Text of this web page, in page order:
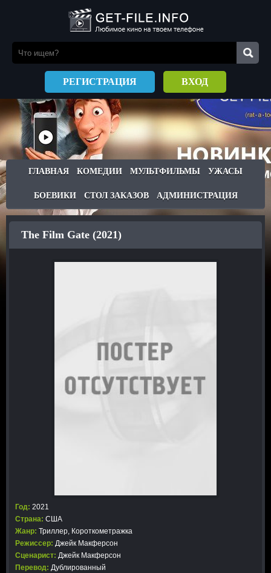
РЕГИСТРАЦИЯ ВХОД
ГЛАВНАЯ КОМЕДИИ МУЛЬТФИЛЬМЫ УЖАСЫ
БОЕВИКИ СТОЛ ЗАКАЗОВ АДМИНИСТРАЦИЯ
The Film Gate (2021)
Год: 2021
Страна: США
Жанр: Триллер, Короткометражка
Режиссер: Джейк Макферсон
Сценарист: Джейк Макферсон
Перевод: Дублированный